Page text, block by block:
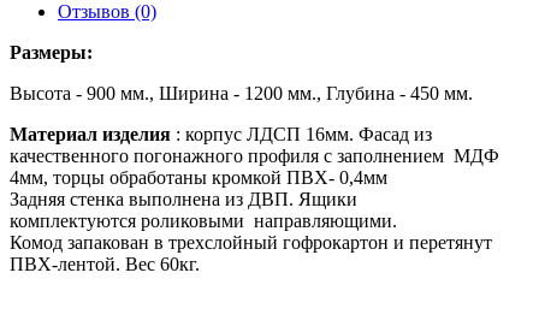
Отзывов (0)
Размеры:
Высота - 900 мм., Ширина - 1200 мм., Глубина - 450 мм.
Материал изделия : корпус ЛДСП 16мм. Фасад из
качественного погонажного профиля с заполнением МДФ
4мм, торцы обработаны кромкой ПВХ- 0,4мм
Задняя стенка выполнена из ДВП. Ящики
комплектуются роликовыми направляющими.
Комод запакован в трехслойный гофрокартон и перетянут
ПВХ-лентой. Вес 60кг.